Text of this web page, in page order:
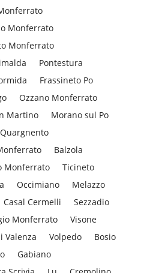
Monferrato
Monferrato
Pontestura
Frassineto Po
Ozzano Monferrato
Martino
Morano sul Po
Quargnento
Balzola
Monferrato
Ticineto
Occimiano
Melazzo
Casal Cermelli
Sezzadio
Monferrato
Visone
Valenza
Volpedo
Bosio
Gabiano